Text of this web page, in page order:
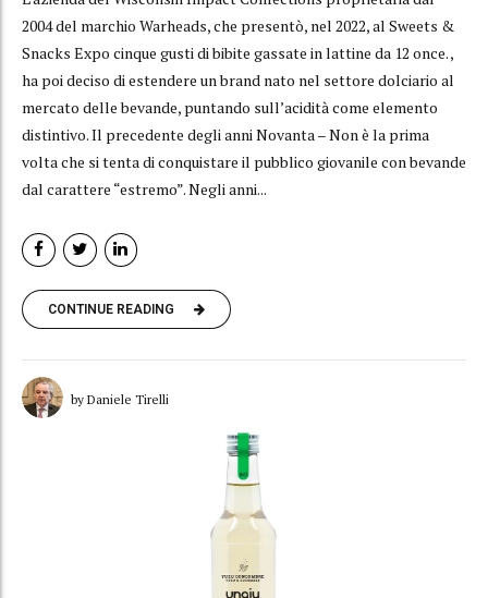
2004 del marchio Warheads, che presentò, nel 2022, al Sweets &
Snacks Expo cinque gusti di bibite gassate in lattine da 12 once. ,
ha poi deciso di estendere un brand nato nel settore dolciario al
mercato delle bevande, puntando sull’acidità come elemento
distintivo. Il precedente degli anni Novanta – Non è la prima
volta che si tenta di conquistare il pubblico giovanile con bevande
dal carattere “estremo”. Negli anni...
CONTINUE READING
by Daniele Tirelli